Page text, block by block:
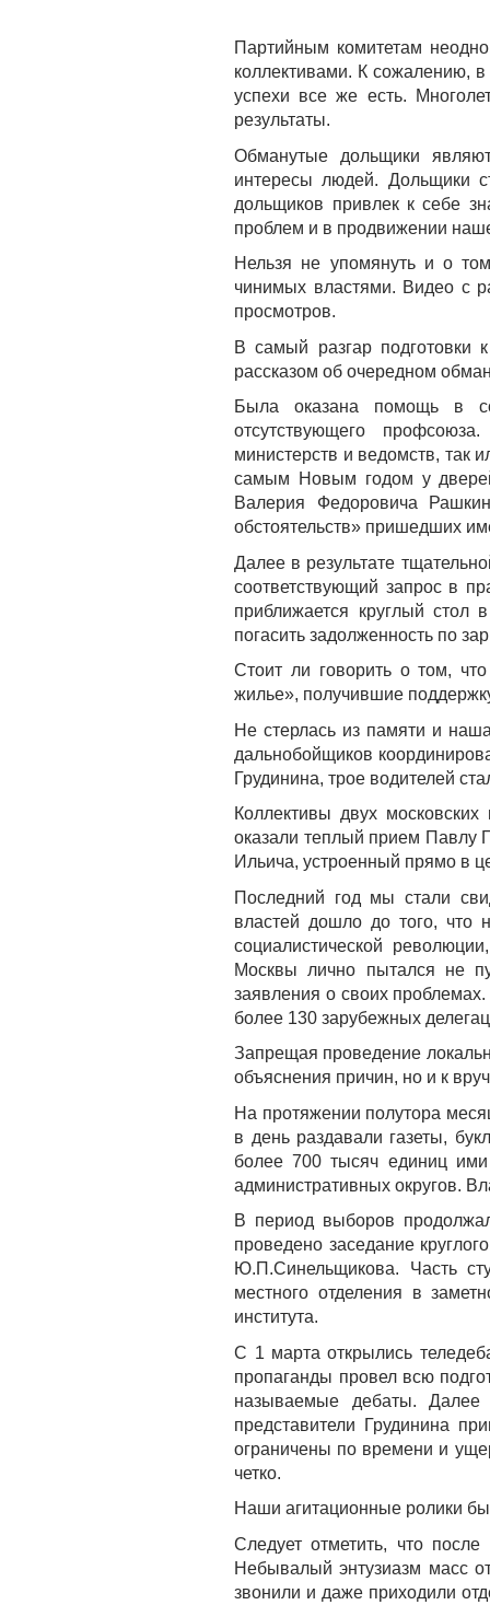
Партийным комитетам
коллективами. К сожалению,
успехи все же есть.
результаты.
Обманутые дольщики
интересы людей. Дольщики
дольщиков привлек к себе
проблем и в продвижении
Нельзя не упомянуть и о
чинимых властями. Видео с
просмотров.
В самый разгар
рассказом об очередном
Была оказана помощь в
отсутствующего
министерств и ведомств, так
самым Новым годом у дверей
Валерия Федоровича
обстоятельств» пришедших
Далее в результате
соответствующий запрос в
приближается круглый стол
погасить задолженность по
Стоит ли говорить о том,
жилье», получившие
Не стерлась из памяти и
дальнобойщиков
Грудинина, трое водителей
Коллективы двух
оказали теплый прием Павлу
Ильича, устроенный прямо в
Последний год мы стали
властей дошло до того, что
социалистической
Москвы лично пытался не
заявления о своих
более 130 зарубежных
Запрещая проведение
объяснения причин, но и к
На протяжении полутора
в день раздавали газеты,
более 700 тысяч единиц
административных округов.
В период выборов
проведено заседание
Ю.П.Синельщикова. Часть
местного отделения в
института.
С 1 марта открылись
пропаганды провел всю
называемые дебаты.
представители Грудинина
ограничены по времени и
четко.
Наши агитационные ролики
Следует отметить, что
Небывалый энтузиазм масс
звонили и даже приходили